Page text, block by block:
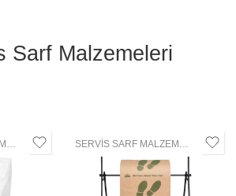
Sarf Malzemeleri